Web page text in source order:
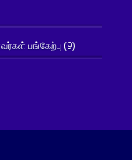
பங்கேற்பு(9)